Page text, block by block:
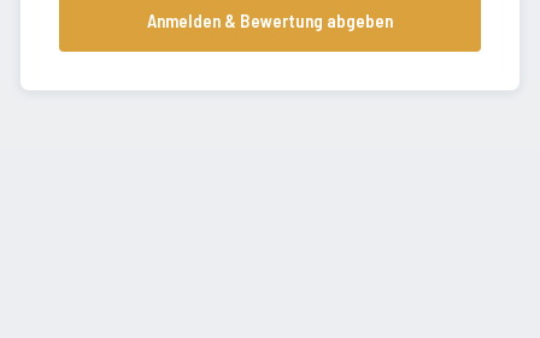
Anmelden & Bewertung abgeben